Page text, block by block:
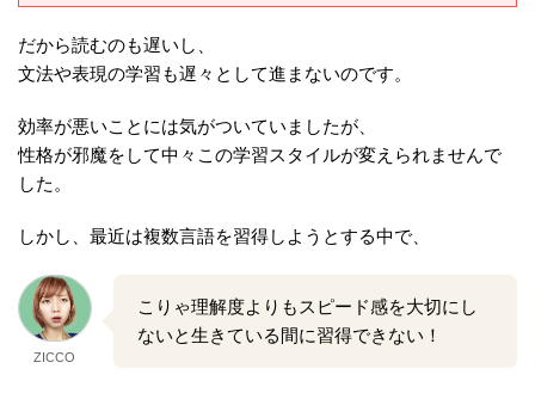
だから読むのも遅いし、
文法や表現の学習も遅々として進まないのです。
効率が悪いことには気がついていましたが、
性格が邪魔をして中々この学習スタイルが変えられませんで
した。
しかし、最近は複数言語を習得しようとする中で、
ZICCO
こりゃ理解度よりもスピード感を大切にし
ないと生きている間に習得できない！